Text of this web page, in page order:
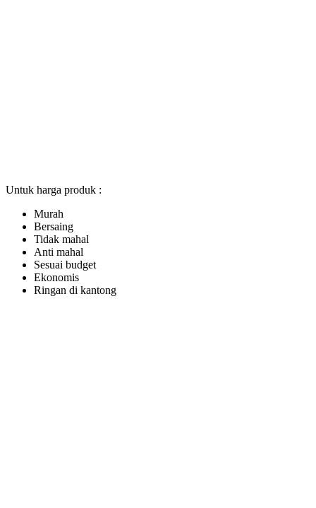
Untuk harga produk :
Murah
Bersaing
Tidak mahal
Anti mahal
Sesuai budget
Ekonomis
Ringan di kantong